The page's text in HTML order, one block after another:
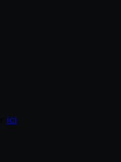
ici